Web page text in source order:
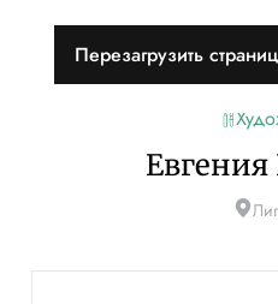
Перезагрузить
Евгения